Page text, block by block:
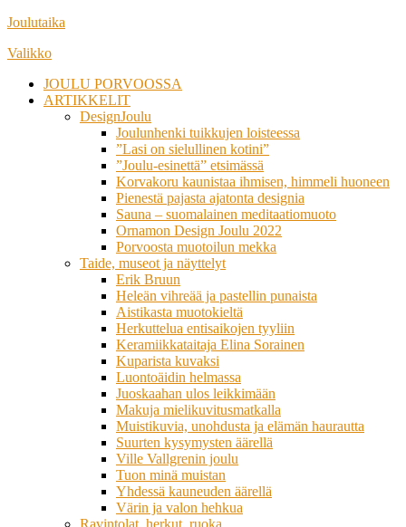
Siirry
sisältöön
Joulutaika
Valikko
JOULU PORVOOSSA
ARTIKKELIT
DesignJoulu
Joulunhenki tuikkujen loisteessa
”Lasi on sielullinen kotini”
”Joulu-esinettä” etsimässä
Korvakoru kaunistaa ihmisen, himmeli huoneen
Pienestä pajasta ajatonta designia
Sauna – suomalainen meditaatiomuoto
Ornamon Design Joulu 2022
Porvoosta muotoilun mekka
Taide, museot ja näyttelyt
Erik Bruun
Heleän vihreää ja pastellin punaista
Aistikasta muotokieltä
Herkuttelua entisaikojen tyyliin
Keramiikkataitaja Elina Sorainen
Kuparista kuvaksi
Luontoäidin helmassa
Juoskaahan ulos leikkimään
Makuja mielikuvitusmatkalla
Muistikuvia, unohdusta ja elämän haurautta
Suurten kysymysten äärellä
Ville Vallgrenin joulu
Tuon minä muistan
Yhdessä kauneuden äärellä
Värin ja valon hehkua
Ravintolat, herkut, ruoka